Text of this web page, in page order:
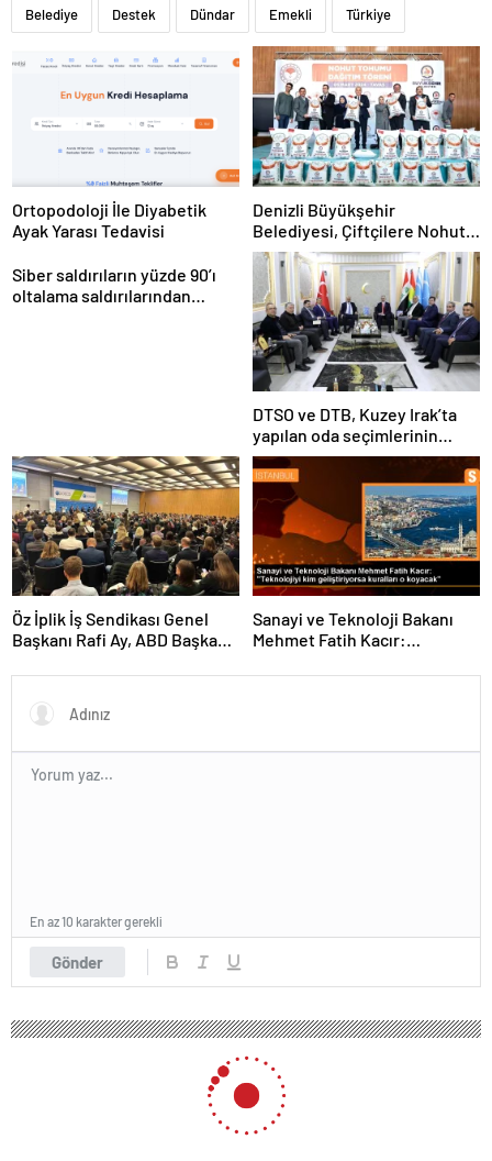
Belediye Destek Dündar Emekli Türkiye
Ortopodoloji İle Diyabetik
Ayak Yarası Tedavisi
Denizli Büyükşehir
Belediyesi, Çiftçilere Nohut
Tohumu Desteği Veriyor
Siber saldırıların yüzde 90’ı
oltalama saldırılarından
DTSO ve DTB, Kuzey Irak’ta
yapılan oda seçimlerinin
ardından işbirliklerini
güçlendirmek için ziyaretler
gerçekleştirdi
Öz İplik İş Sendikası Genel
Başkanı Rafi Ay, ABD Başkanı
ile görüştü
Sanayi ve Teknoloji Bakanı
Mehmet Fatih Kacır:
kuralları o koyacak”
Gönder
En az 10 karakter gerekli